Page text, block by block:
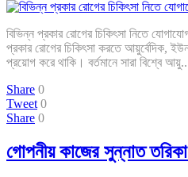
বিভিন্ন প্রকার রোগের চিকিৎসা নিতে
প্রকার রোগের চিকিৎসা করতে আয়ুর্বেদিক,
প্রয়োগ করে থাকি। বর্তমানে সারা বিশ্বে
Share 0
Tweet 0
Share 0
গোপনীয় কাজের সুন্নাত